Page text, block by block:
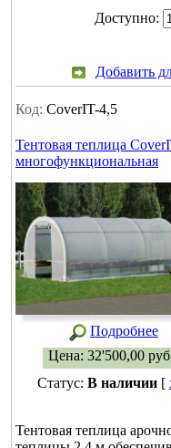
Доступно:
Добавить
Код: CoverIT-4,5
Тентовая теплица
многофункциональная
Подробнее
Цена: 32'500,00
Статус: В наличии[
Тентовая теплица